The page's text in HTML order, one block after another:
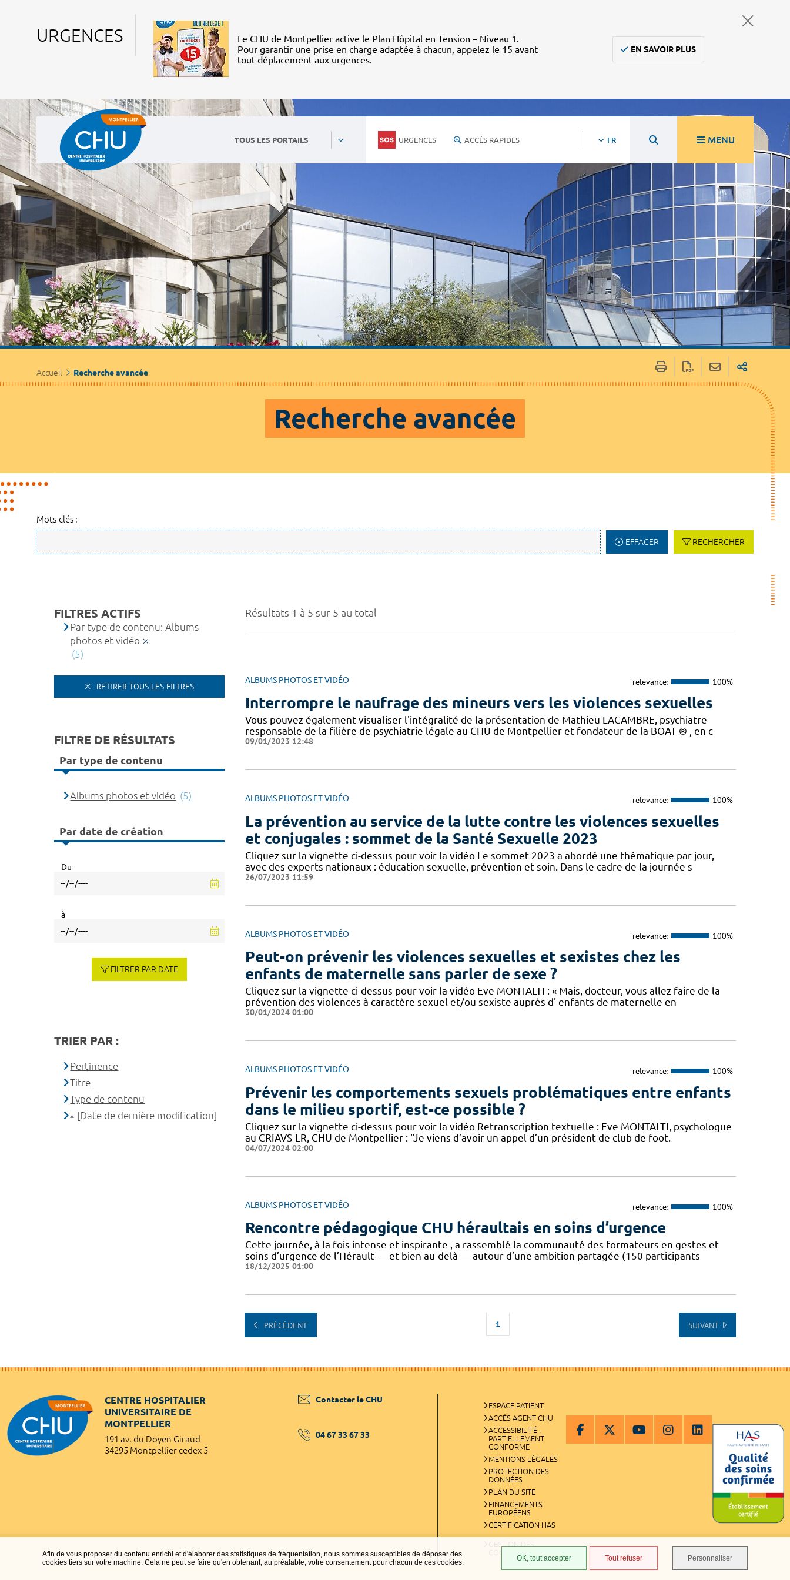
Afin de vous proposer du contenu enrichi et d'élaborer des statistiques de fréquentation, nous sommes susceptibles de déposer des
cookies tiers sur votre machine. Cela ne peut se faire qu'en obtenant, au préalable, votre consentement pour chacun de ces cookies.
OK, tout accepter Tout refuser Personnaliser
URGENCES
Le CHU de Montpellier active le Plan Hôpital en Tension – Niveau 1.
Pour garantir une prise en charge adaptée à chacun, appelez le 15 avant
tout déplacement aux urgences.
EN SAVOIR PLUS
TOUS LES PORTAILS URGENCES ACCÈS RAPIDES FR MENU
Accueil Recherche avancée
Recherche avancée
Mots-clés :
EFFACER RECHERCHER
Résultats 1 à 5 sur 5 au total
ALBUMS PHOTOS ET VIDÉO relevance: 100%
Interrompre le naufrage des mineurs vers les violences sexuelles
Vous pouvez également visualiser l'intégralité de la présentation de Mathieu LACAMBRE, psychiatre
responsable de la filière de psychiatrie légale au CHU de Montpellier et fondateur de la BOAT ® , en c
09/01/2023 12:48
ALBUMS PHOTOS ET VIDÉO relevance: 100%
La prévention au service de la lutte contre les violences sexuelles
et conjugales : sommet de la Santé Sexuelle 2023
Cliquez sur la vignette ci-dessus pour voir la vidéo Le sommet 2023 a abordé une thématique par jour,
avec des experts nationaux : éducation sexuelle, prévention et soin. Dans le cadre de la journée s
26/07/2023 11:59
ALBUMS PHOTOS ET VIDÉO relevance: 100%
Peut-on prévenir les violences sexuelles et sexistes chez les
enfants de maternelle sans parler de sexe ?
Cliquez sur la vignette ci-dessus pour voir la vidéo Eve MONTALTI : « Mais, docteur, vous allez faire de la
prévention des violences à caractère sexuel et/ou sexiste auprès d' enfants de maternelle en
30/01/2024 01:00
ALBUMS PHOTOS ET VIDÉO relevance: 100%
Prévenir les comportements sexuels problématiques entre enfants
dans le milieu sportif, est-ce possible ?
Cliquez sur la vignette ci-dessus pour voir la vidéo Retranscription textuelle : Eve MONTALTI, psychologue
au CRIAVS-LR, CHU de Montpellier : “Je viens d’avoir un appel d’un président de club de foot.
04/07/2024 02:00
ALBUMS PHOTOS ET VIDÉO relevance: 100%
Rencontre pédagogique CHU héraultais en soins d’urgence
Cette journée, à la fois intense et inspirante , a rassemblé la communauté des formateurs en gestes et
soins d’urgence de l’Hérault — et bien au-delà — autour d’une ambition partagée (150 participants
18/12/2025 01:00
PRÉCÉDENT 1 SUIVANT
FILTRES ACTIFS
Par type de contenu: Albums
photos et vidéo
(5)
RETIRER TOUS LES FILTRES
FILTRE DE RÉSULTATS
Par type de contenu
Albums photos et vidéo (5)
Par date de création
Du
à
FILTRER PAR DATE
TRIER PAR :
Pertinence
Titre
Type de contenu
[Date de dernière modification]
CENTRE HOSPITALIER
UNIVERSITAIRE DE
MONTPELLIER
191 av. du Doyen Giraud
34295 Montpellier cedex 5
Contacter le CHU
04 67 33 67 33
ESPACE PATIENT
ACCÈS AGENT CHU
ACCESSIBILITÉ :
PARTIELLEMENT
CONFORME
MENTIONS LÉGALES
PROTECTION DES
DONNÉES
PLAN DU SITE
FINANCEMENTS
EUROPÉENS
CERTIFICATION HAS
GESTION DES
COOKIES